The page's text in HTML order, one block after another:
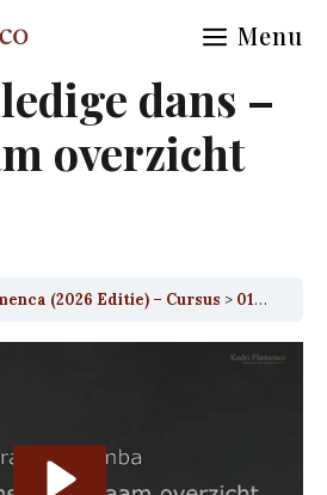
Menu
dans –
overzicht
(2026 Editie) – Cursus 01 – Volledige dans – langzaam overzicht